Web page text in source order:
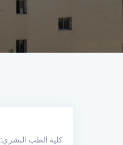
كلية الطب البشري: